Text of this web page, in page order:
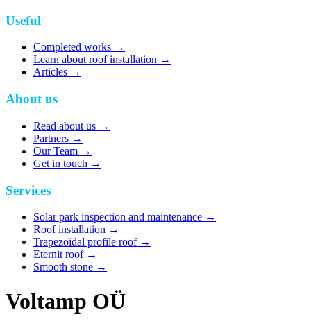
Useful
Completed works →
Learn about roof installation →
Articles →
About us
Read about us →
Partners →
Our Team →
Get in touch →
Services
Solar park inspection and maintenance →
Roof installation →
Trapezoidal profile roof →
Eternit roof →
Smooth stone →
Voltamp OÜ